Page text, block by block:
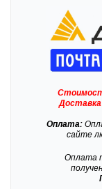
Доставка
Оплата:
сайте
Оплата